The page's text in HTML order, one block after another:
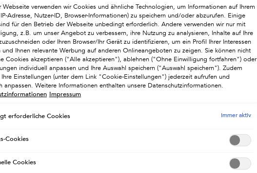
WEITERE INFORMATIONEN＋
Webseite verwenden wir Cookies und ähnliche Technologien, um Informationen auf Ihrem
Adresse, Nutzer-ID, Browser-Informationen) zu speichern und/oder abzurufen. Einige
für den Betrieb der Webseite unbedingt erforderlich. Andere verwenden wir nur mit
z.B. um unser Angebot zu verbessern, ihre Nutzung zu analysieren, Inhalte auf Ihre
oder Ihren Browser/Ihr Gerät zu identifizieren, um ein Profil Ihrer Interessen
und Ihnen relevante Werbung auf anderen Onlineangeboten zu zeigen. Sie können nicht
Cookies akzeptieren ("Alle akzeptieren"), ablehnen ("Ohne Einwilligung fortfahren") oder
individuell anpassen und Ihre Auswahl speichern ("Auswahl speichern"). Zudem
Ihre Einstellungen (unter dem Link "Cookie-Einstellungen") jederzeit aufrufen und
anpassen. Weitere Informationen enthalten unsere Datenschutzinformationen.
Impressum
erforderliche Cookies Immer aktiv
Cookies
Cookies